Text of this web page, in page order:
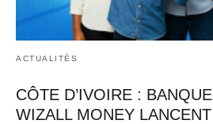
ACTUALITÉS
CÔTE D’IVOIRE :
WIZALL MONEY